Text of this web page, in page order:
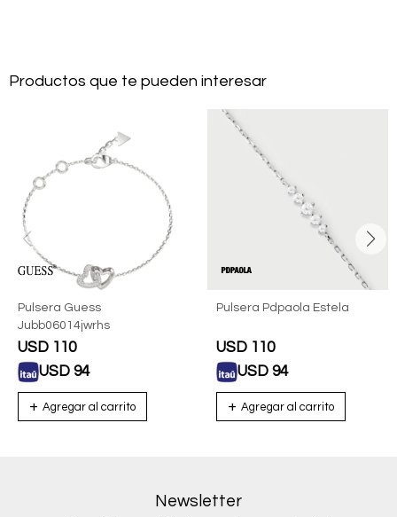
Productos que te pueden interesar
Pulsera Guess
Jubb06014jwrhs
USD 110
USD 94
Pulsera Pdpaola Estela
USD 110
USD 94
Newsletter